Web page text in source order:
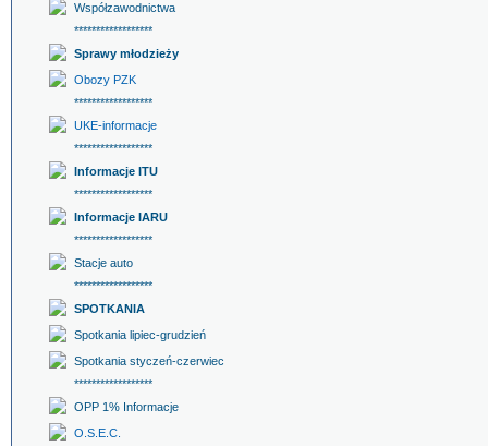
Współzawodnictwa
******************
Sprawy młodzieży
Obozy PZK
******************
UKE-informacje
******************
Informacje ITU
******************
Informacje IARU
******************
Stacje auto
******************
SPOTKANIA
Spotkania lipiec-grudzień
Spotkania styczeń-czerwiec
******************
OPP 1% Informacje
O.S.E.C.